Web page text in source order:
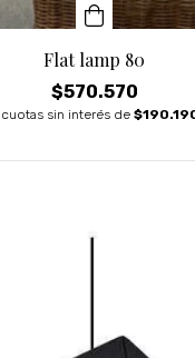
Flat lamp 80
$570.570
cuotas sin interés de